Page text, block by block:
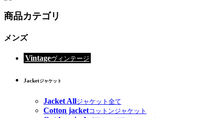
商品カテゴリ
メンズ
Vintageヴィンテージ
Jacketジャケット
Jacket Allジャケット全て
Cotton jacketコットンジャケット